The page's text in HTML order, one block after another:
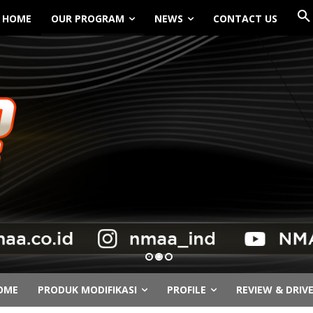
HOME OUR PROGRAM NEWS CONTACT US
PRODUK MODIFIKASI PROFILE REVIEW & DRIVE